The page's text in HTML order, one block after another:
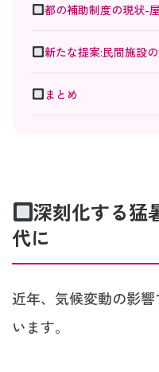
都の補助制度の現状-
新たな提案:民間施設
まとめ
深刻化する猛
代に
近年、気候変動の影
います。